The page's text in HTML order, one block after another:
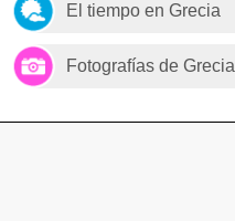
El tiempo en Grecia
Fotografías de Grecia